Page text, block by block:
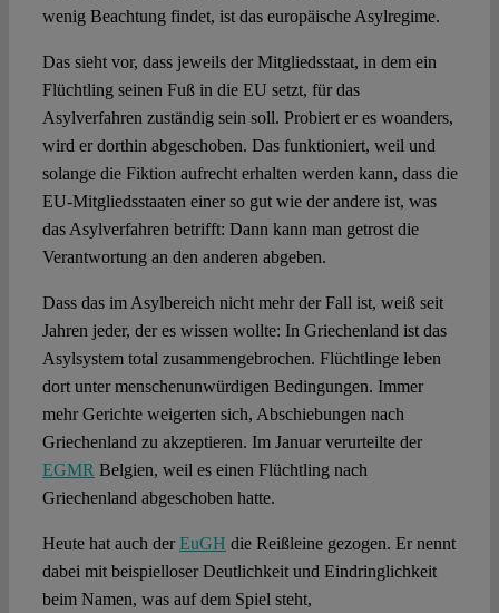
wenig Beachtung findet, ist das europäische Asylregime.
Das sieht vor, dass jeweils der Mitgliedsstaat, in dem ein
Flüchtling seinen Fuß in die EU setzt, für das
Asylverfahren zuständig sein soll. Probiert er es woanders,
wird er dorthin abgeschoben. Das funktioniert, weil und
solange die Fiktion aufrecht erhalten werden kann, dass die
EU-Mitgliedsstaaten einer so gut wie der andere ist, was
das Asylverfahren betrifft: Dann kann man getrost die
Verantwortung an den anderen abgeben.
Dass das im Asylbereich nicht mehr der Fall ist, weiß seit
Jahren jeder, der es wissen wollte: In Griechenland ist das
Asylsystem total zusammengebrochen. Flüchtlinge leben
dort unter menschenunwürdigen Bedingungen. Immer
mehr Gerichte weigerten sich, Abschiebungen nach
Griechenland zu akzeptieren. Im Januar verurteilte der
EGMR Belgien, weil es einen Flüchtling nach
Griechenland abgeschoben hatte.
Heute hat auch derEuGH die Reißleine gezogen. Er nennt
dabei mit beispielloser Deutlichkeit und Eindringlichkeit
beim Namen, was auf dem Spiel steht,